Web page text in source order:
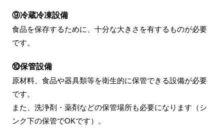
⑨冷蔵冷凍設備
食品を保存するために、十分な大きさを有するものが必要
です。
⑩保管設備
原材料、食品や器具類等を衛生的に保管できる設備が必要
です。
また、洗浄剤・薬剤などの保管場所も必要になります（シ
ンク下の保管でOKです）。